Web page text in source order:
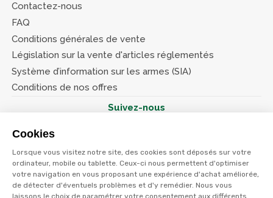
Cookies
Lorsque vous visitez notre site, des cookies sont déposés sur votre
ordinateur, mobile ou tablette. Ceux-ci nous permettent d'optimiser
votre navigation en vous proposant une expérience d'achat améliorée,
de détecter d'éventuels problèmes et d'y remédier. Nous vous
laissons le choix de paramétrer votre consentement aux différents
Contactez-nous
FAQ
Conditions générales de vente
Législation sur la vente d'articles réglementés
Système d’information sur les armes (SIA)
Conditions de nos offres
Suivez-nous
© Terres et eaux 2026
Politique de confidentialité
Mentions légales